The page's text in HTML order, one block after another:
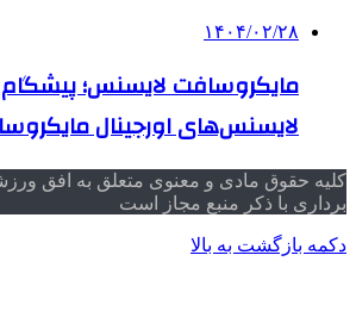
۱۴۰۴/۰۲/۲۸
مایکروسافت لایسنس؛ پیشگام
لایسنس‌های اورجینال
کلیه حقوق مادی و معنوی متعلق به افق
برداری با ذکر منبع مجاز است
دکمه بازگشت به بالا